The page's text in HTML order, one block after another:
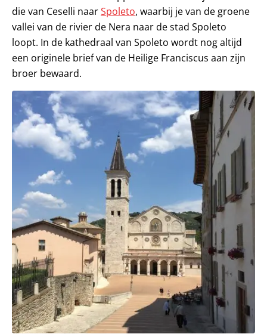
die van Ceselli naarSpoleto, waarbij je van de groene
vallei van de rivier de Nera naar de stad Spoleto
loopt. In de kathedraal van Spoleto wordt nog altijd
een originele brief van de Heilige Franciscus aan zijn
broer bewaard.